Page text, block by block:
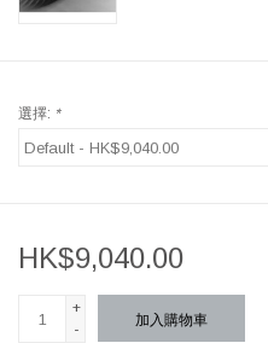
選擇: *
HK$9,040.00
+
-
加入購物車